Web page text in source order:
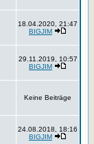
18.04.2020, 21:47
BIGJIM
29.11.2019, 10:57
BIGJIM
Keine Beiträge
24.08.2018, 18:16
BIGJIM